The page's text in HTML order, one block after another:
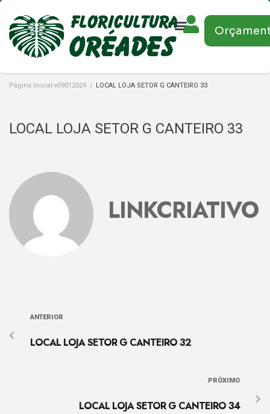
Página Inicial-v09012024 / LOCAL LOJA SETOR G CANTEIRO 33
LOCAL LOJA SETOR G CANTEIRO 33
LINKCRIATIVO
ANTERIOR
LOCAL LOJA SETOR G CANTEIRO 32
PRÓXIMO
LOCAL LOJA SETOR G CANTEIRO 34